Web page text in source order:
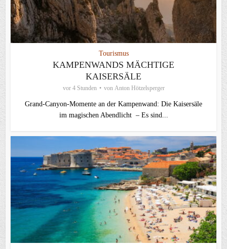
Tourismus
KAMPENWANDS MÄCHTIGE
KAISERSÄLE
vor 4 Stunden von Anton Hötzelsperger
Grand-Canyon-Momente an der Kampenwand: Die Kaisersäle
im magischen Abendlicht – Es sind...